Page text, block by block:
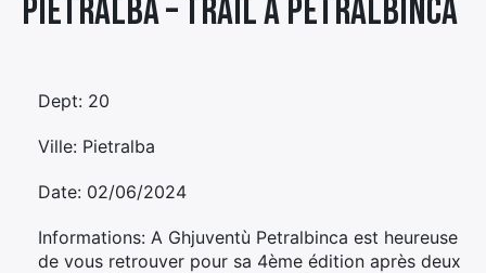
Pietralba – TRAIL A PETRALBINCA
Dept: 20
Ville: Pietralba
Date: 02/06/2024
Informations: A Ghjuventù Petralbinca est heureuse
de vous retrouver pour sa 4ème édition après deux
de
ÉlémentÉlément